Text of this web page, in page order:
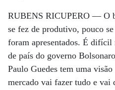
RUBENS RICUPERO —O
se fez de produtivo, pouco
foram apresentados. É difícil
de país do governo
Paulo Guedes tem uma
mercado vai fazer tudo e